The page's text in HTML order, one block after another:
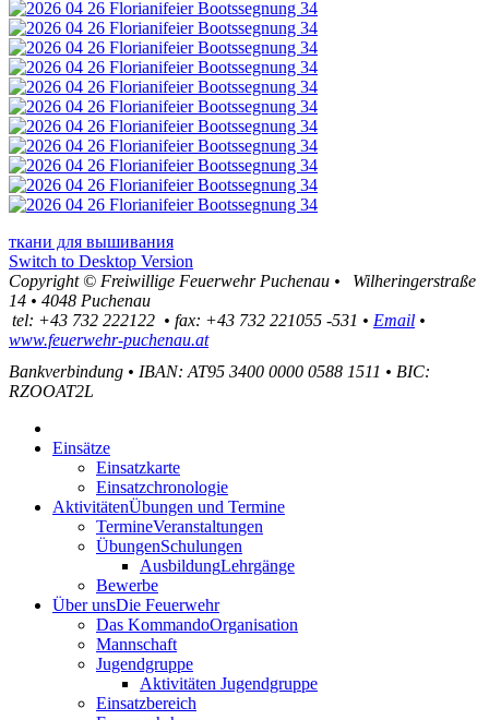
ткани для вышивания
Switch to Desktop Version
Copyright © Freiwillige Feuerwehr Puchenau •
Wilheringerstraße
14 • 4048 Puchenau
tel: +43 732 222122 • fax: +43 732 221055 -531 • Email •
www.feuerwehr-puchenau.at
Bankverbindung • IBAN: AT95 3400 0000 0588 1511 • BIC:
RZOOAT2L
Einsätze
Einsatzkarte
Einsatzchronologie
AktivitätenÜbungen und Termine
TermineVeranstaltungen
ÜbungenSchulungen
AusbildungLehrgänge
Bewerbe
Über unsDie Feuerwehr
Das KommandoOrganisation
Mannschaft
Jugendgruppe
Aktivitäten Jugendgruppe
Einsatzbereich